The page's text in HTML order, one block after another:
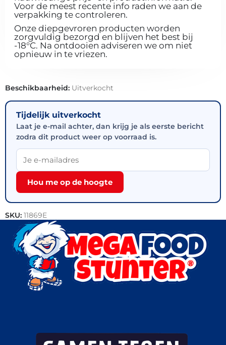
Voor de meest recente info raden we aan de
verpakking te controleren.
Onze diepgevroren producten worden
zorgvuldig bezorgd en blijven het best bij
-18°C. Na ontdooien adviseren we om niet
opnieuw in te vriezen.
Beschikbaarheid: Uitverkocht
Tijdelijk uitverkocht
Laat je e-mail achter, dan krijg je als eerste bericht
zodra dit product weer op voorraad is.
Hou me op de hoogte
SKU: 11869E
Categorieën:Outlet